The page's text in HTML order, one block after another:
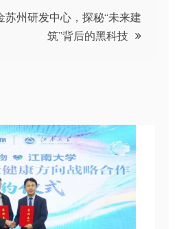
苏州研发中心，探秘“未来建
筑”背后的黑科技